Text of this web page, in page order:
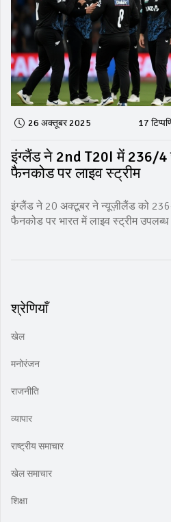
26 अक्तूबर 2025 17
इंग्लैंड ने 2nd T20I में 236/4
फैनकोड पर लाइव स्ट्रीम
इंग्लैंड ने 20 अक्टूबर ने न्यूज़ीलैंड को
फैनकोड पर भारत में लाइव स्ट्रीम
श्रेणियाँ
खेल
मनोरंजन
राजनीति
व्यापार
राष्ट्रीय समाचार
खेल समाचार
शिक्षा